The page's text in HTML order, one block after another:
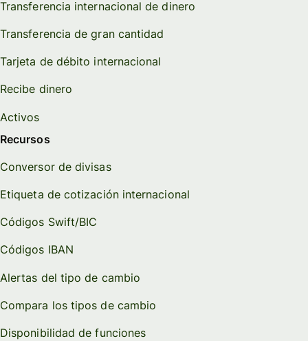
Transferencia internacional de dinero
Transferencia de gran cantidad
Tarjeta de débito internacional
Recibe dinero
Activos
Recursos
Conversor de divisas
Etiqueta de cotización internacional
Códigos Swift/BIC
Códigos IBAN
Alertas del tipo de cambio
Compara los tipos de cambio
Disponibilidad de funciones